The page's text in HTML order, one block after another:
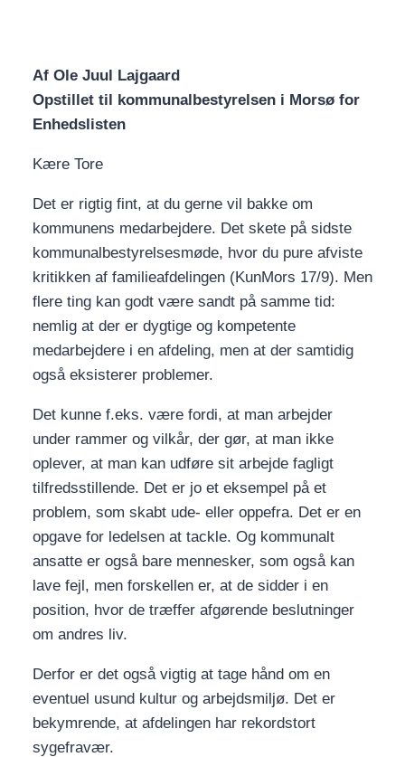
Af Ole Juul Lajgaard
Opstillet til kommunalbestyrelsen i Morsø for
Enhedslisten
Kære Tore
Det er rigtig fint, at du gerne vil bakke om
kommunens medarbejdere. Det skete på sidste
kommunalbestyrelsesmøde, hvor du pure afviste
kritikken af familieafdelingen (KunMors 17/9). Men
flere ting kan godt være sandt på samme tid:
nemlig at der er dygtige og kompetente
medarbejdere i en afdeling, men at der samtidig
også eksisterer problemer.
Det kunne f.eks. være fordi, at man arbejder
under rammer og vilkår, der gør, at man ikke
oplever, at man kan udføre sit arbejde fagligt
tilfredsstillende. Det er jo et eksempel på et
problem, som skabt ude- eller oppefra. Det er en
opgave for ledelsen at tackle. Og kommunalt
ansatte er også bare mennesker, som også kan
lave fejl, men forskellen er, at de sidder i en
position, hvor de træffer afgørende beslutninger
om andres liv.
Derfor er det også vigtig at tage hånd om en
eventuel usund kultur og arbejdsmiljø. Det er
bekymrende, at afdelingen har rekordstort
sygefravær.